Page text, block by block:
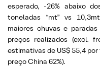
esperado, -26% abaixo
toneladas “mt” vs
maiores chuvas e
preços realizados (excl.
estimativas de US$ 55,4
preço China 62%).